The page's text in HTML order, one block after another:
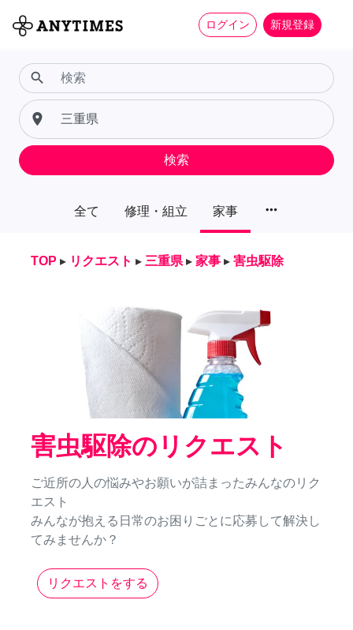
ログイン 新規登録
全て 修理・組立 家事 more_horiz
search
place
検索
TOP ▸ リクエスト ▸ 三重県 ▸ 家事 ▸ 害虫駆除
害虫駆除のリクエスト
ご近所の人の悩みやお願いが詰まったみんなのリク
エスト
みんなが抱える日常のお困りごとに応募して解決し
てみませんか？
リクエストをする